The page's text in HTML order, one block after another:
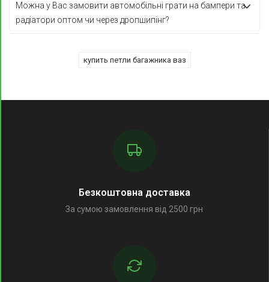
Можна у Вас замовити автомобільні грати на бампери та
радіатори оптом чи через дропшипінг?
купить петли багажника ваз
Безкоштовна доставка
За сумою замовлення від 2500 грн